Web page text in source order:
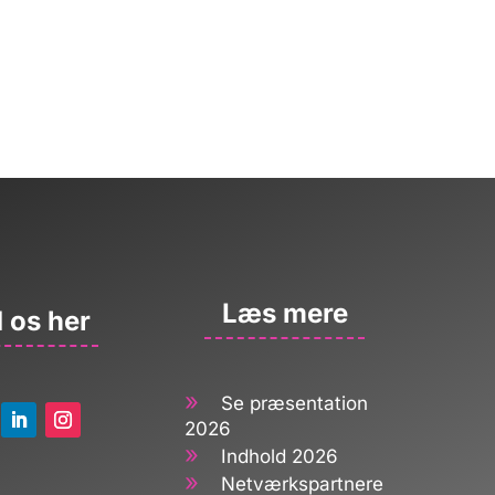
os her Læs mere
»
Se præsentation
2026
» Indhold 2026
» Netværkspartnere